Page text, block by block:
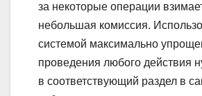
за некоторые операции
небольшая комиссия.
системой максимально
проведения любого действия
в соответствующий раздел в